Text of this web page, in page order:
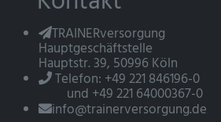
TRAINERversorgung
Hauptgeschäftstelle
Hauptstr. 39, 50996 Köln
Telefon: +49 221 846196-0
und +49 221 64000367-0
info@trainerversorgung.de